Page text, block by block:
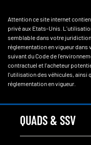
Attention ce site internet
privé aux Etats-Unis.
semblable dans votre
réglementation en vigueur
suivant du Code de
contractuel et l'acheteur
l'utilisation des véhicules, ainsi
réglementation en vigueur.
QUADS & SSV